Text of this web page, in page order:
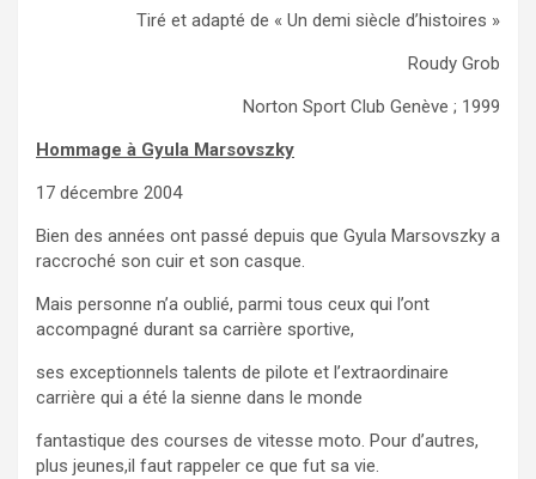
Tiré et adapté de « Un demi siècle d’histoires »
Roudy Grob
Norton Sport Club Genève ; 1999
Hommage à Gyula Marsovszky
17 décembre 2004
Bien des années ont passé depuis que Gyula Marsovszky a
raccroché son cuir et son casque.
Mais personne n’a oublié, parmi tous ceux qui l’ont
accompagné durant sa carrière sportive,
ses exceptionnels talents de pilote et l’extraordinaire
carrière qui a été la sienne dans le monde
fantastique des courses de vitesse moto. Pour d’autres,
plus jeunes,il faut rappeler ce que fut sa vie.